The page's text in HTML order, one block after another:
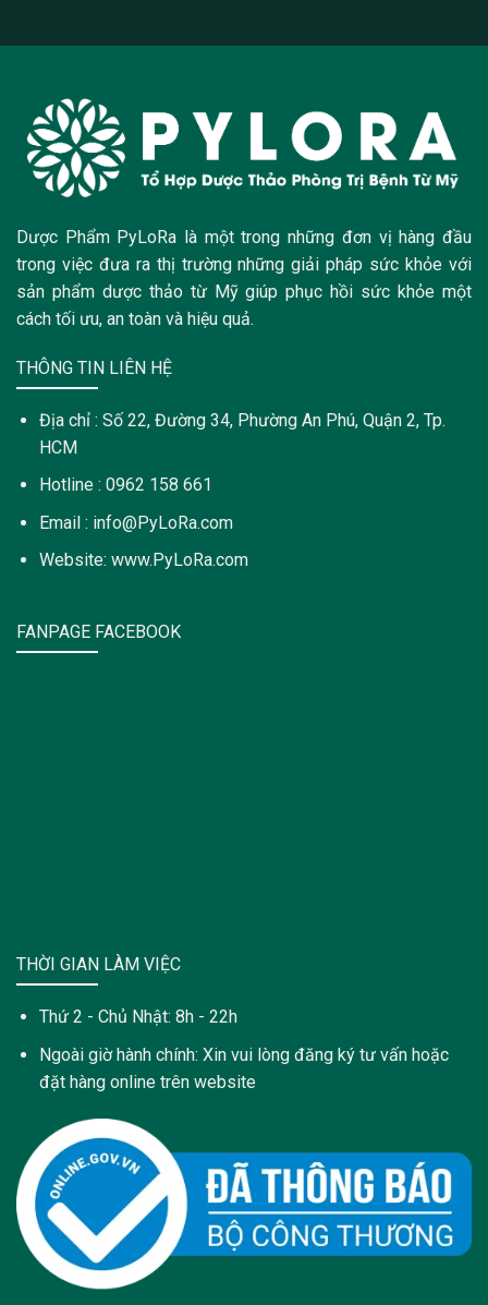
Dược Phẩm PyLoRa là một trong những đơn vị hàng đầu
trong việc đưa ra thị trường những giải pháp sức khỏe với
sản phẩm dược thảo từ Mỹ giúp phục hồi sức khỏe một
cách tối ưu, an toàn và hiệu quả.
THÔNG TIN LIÊN HỆ
Địa chỉ : Số 22, Đường 34, Phường An Phú, Quận 2, Tp.
HCM
Hotline : 0962 158 661
Email : info@PyLoRa.com
Website: www.PyLoRa.com
FANPAGE FACEBOOK
THỜI GIAN LÀM VIỆC
Thứ 2 - Chủ Nhật: 8h - 22h
Ngoài giờ hành chính: Xin vui lòng đăng ký tư vấn hoặc
đặt hàng online trên website